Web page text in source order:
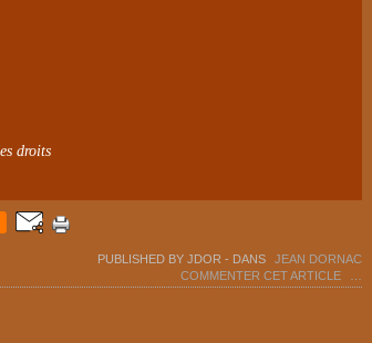
droits
PUBLISHED BY JDOR - DANS
JEAN DORNAC
COMMENTER CET ARTICLE